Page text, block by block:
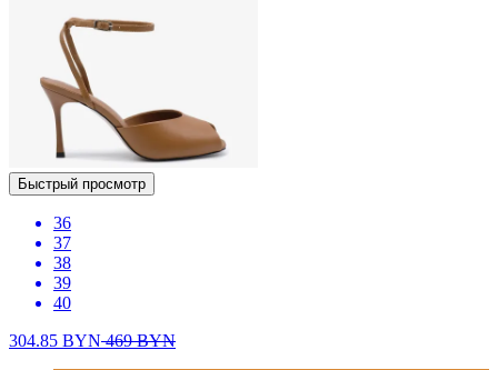
Быстрый просмотр
36
37
38
39
40
304.85 BYN469BYN